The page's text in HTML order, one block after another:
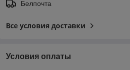
Белпочта
Все условия доставки
Условия оплаты